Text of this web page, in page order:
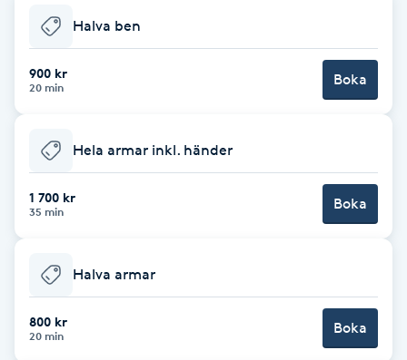
Fotsvamp
Fotvård
Fransar
Fransborttagning
Fransfärgning
Fransförlängning
Fransförlängning Megavolym
Halva ben
900 kr
20 min Boka
Hela armar inkl. händer
1 700 kr
35 min Boka
Halva armar
800 kr
20 min Boka